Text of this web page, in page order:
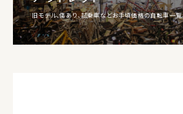
旧モデル、傷あり、試乗車などお手頃価格の自転車一覧